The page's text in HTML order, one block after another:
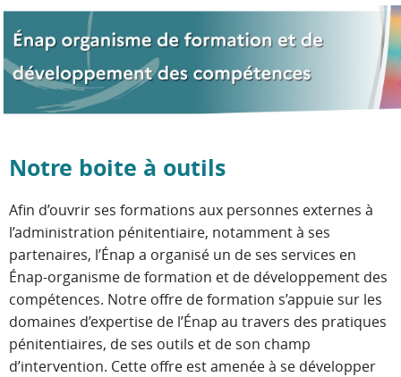
Notre boite à outils
Afin d’ouvrir ses formations aux personnes externes à
l’administration pénitentiaire, notamment à ses
partenaires, l’Énap a organisé un de ses services en
Énap-organisme de formation et de développement des
compétences. Notre offre de formation s’appuie sur les
domaines d’expertise de l’Énap au travers des pratiques
pénitentiaires, de ses outils et de son champ
d’intervention. Cette offre est amenée à se développer